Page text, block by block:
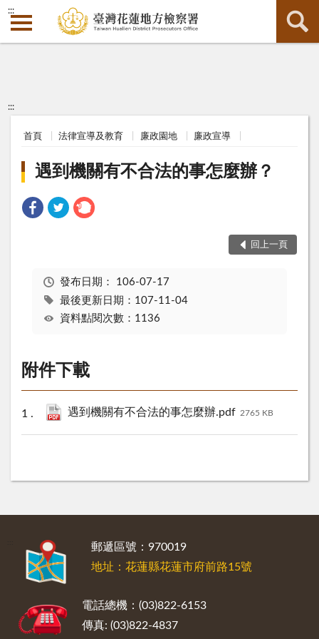
:::
:::
首頁 法律宣導及教育 廉政園地 廉政宣導
遇到機關有不合法的事怎麼辦？
回上一頁
發布日期： 106-07-17
最後更新日期：107-11-04
資料點閱次數：1136
附件下載
遇到機關有不合法的事怎麼辦.pdf 2765 KB
郵遞區號：970019
地址：花蓮縣花蓮市府前路15號
電話總機：(03)822-6153
傳真: (03)822-4837